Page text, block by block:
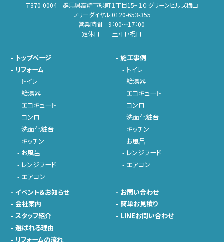
〒370-0004 群馬県高崎市緑町１丁目15−１０ グリーンヒルズ梅山
フリーダイヤル:0120-653-355
営業時間 9：00～17：00
定休日 土・日・祝日
- トップページ
- リフォーム
- トイレ
- 給湯器
- エコキュート
- コンロ
- 洗面化粧台
- キッチン
- お風呂
- レンジフード
- エアコン
-施工事例
- トイレ
- 給湯器
- エコキュート
- コンロ
-洗面化粧台
- キッチン
- お風呂
- レンジフード
- エアコン
- イベント＆お知らせ
- 会社案内
- スタッフ紹介
- 選ばれる理由
- リフォームの流れ
- お問い合わせ
-簡単お見積り
- LINEお問い合わせ